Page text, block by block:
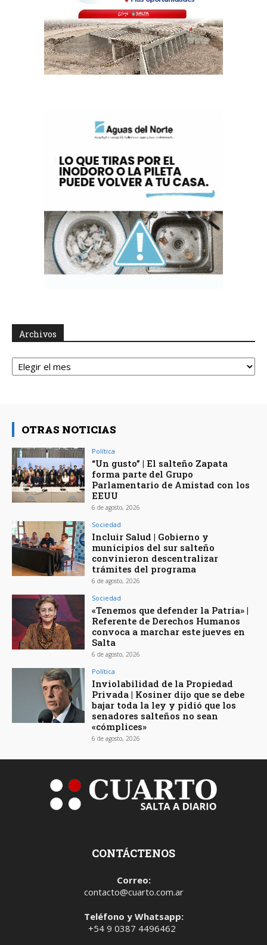
Archivos
Archivos
OTRAS NOTICIAS
Política
“Un gusto” | El salteño Zapata
forma parte del Grupo
Parlamentario de Amistad con los
EEUU
6 de agosto, 2026
Sociedad
Incluir Salud | Gobierno y
municipios del sur salteño
convinieron descentralizar
trámites del programa
6 de agosto, 2026
Sociedad
«Tenemos que defender la Patria» |
Referente de Derechos Humanos
convoca a marchar este jueves en
Salta
6 de agosto, 2026
Política
Inviolabilidad de la Propiedad
Privada | Kosiner dijo que se debe
bajar toda la ley y pidió que los
senadores salteños no sean
«cómplices»
6 de agosto, 2026
CONTÁCTENOS
Correo:
contacto@cuarto.com.ar
Teléfono y Whatsapp:
+54 9 0387 4496462